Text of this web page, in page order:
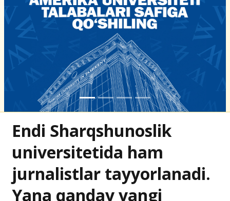
Endi Sharqshunoslik
universitetida ham
jurnalistlar tayyorlanadi.
Yana qanday yangi